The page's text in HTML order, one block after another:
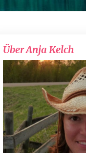
Über Anja Kelch